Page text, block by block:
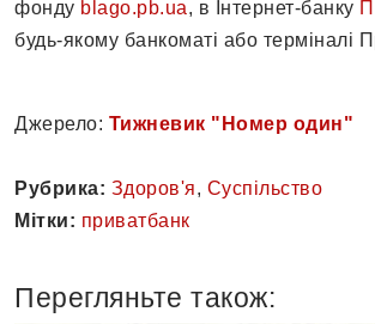
фонду blago.pb.ua, в Інтернет-банку
будь-якому банкоматі або терміналі
Джерело: Тижневик "Номер один"
Рубрика: Здоров'я, Суспільство
Мітки: приватбанк
Перегляньте також: